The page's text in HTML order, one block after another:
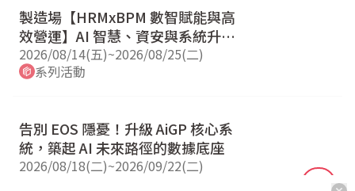
製造場【HRMxBPM 數智賦能與高
效營運】AI 智慧、資安與系統升級
說明會
2026/08/14(五)~2026/08/25(二)
系列活動
告別 EOS 隱憂！升級 AiGP 核心系
統，築起 AI 未來路徑的數據底座
2026/08/18(二)~2026/09/22(二)